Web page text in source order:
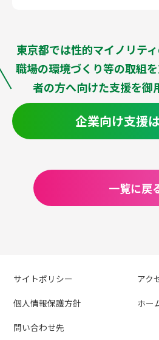
東京都では性的マイノリテ
職場の環境づくり等の取組
者の方へ向けた支援を御
企業向け支援
一覧に戻
サイトポリシー
アク
個人情報保護方針
ホー
問い合わせ先